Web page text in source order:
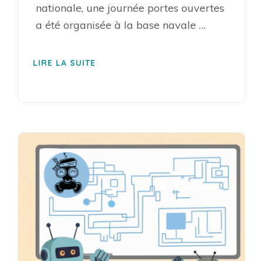
nationale, une journée portes ouvertes
a été organisée à la base navale …
LIRE LA SUITE